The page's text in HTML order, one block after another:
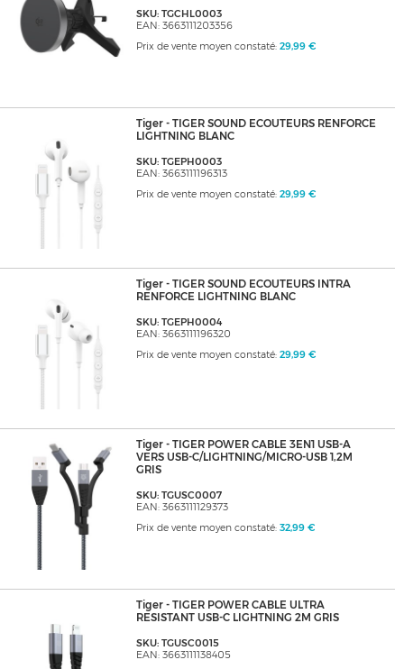
SKU: TGCHL0003
EAN: 3663111203356
Prix de vente moyen constaté: 29,99 €
Tiger - TIGER SOUND ECOUTEURS RENFORCE
LIGHTNING BLANC
SKU: TGEPH0003
EAN: 3663111196313
Prix de vente moyen constaté: 29,99 €
Tiger - TIGER SOUND ECOUTEURS INTRA
RENFORCE LIGHTNING BLANC
SKU: TGEPH0004
EAN: 3663111196320
Prix de vente moyen constaté: 29,99 €
Tiger - TIGER POWER CABLE 3EN1 USB-A
VERS USB-C/LIGHTNING/MICRO-USB 1,2M
GRIS
SKU: TGUSC0007
EAN: 3663111129373
Prix de vente moyen constaté: 32,99 €
Tiger - TIGER POWER CABLE ULTRA
RESISTANT USB-C LIGHTNING 2M GRIS
SKU: TGUSC0015
EAN: 3663111138405